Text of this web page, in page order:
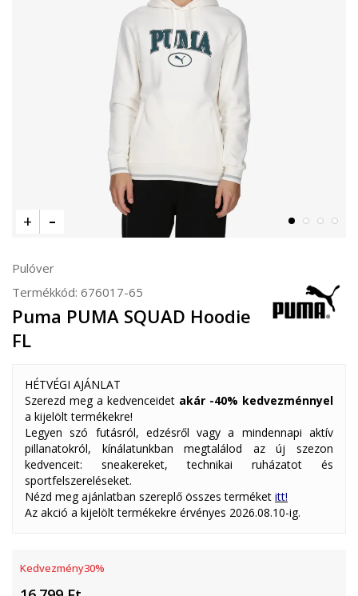
Pulóver
Termékkód: 676017-65
Puma PUMA SQUAD Hoodie
FL
HÉTVÉGI AJÁNLAT
Szerezd meg a kedvenceidet akár -40% kedvezménnyel
a kijelölt termékekre!
Legyen szó futásról, edzésről vagy a mindennapi aktív
pillanatokról, kínálatunkban megtalálod az új szezon
kedvenceit: sneakereket, technikai ruházatot és
sportfelszereléseket.
Nézd meg ajánlatban szereplő összes terméket itt!
Az akció a kijelölt termékekre érvényes 2026.08.10-ig.
Kedvezmény30%